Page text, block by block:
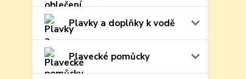
Plavky a doplňky k vodě
Plavecké pomůcky